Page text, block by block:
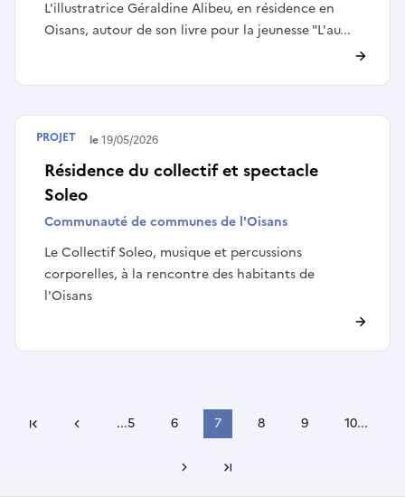
L'illustratrice Géraldine Alibeu, en résidence en
Oisans, autour de son livre pour la jeunesse "L'au...
Résidence du collectif et spectacle
Soleo
Communauté de communes de l'Oisans
Le Collectif Soleo, musique et percussions
corporelles, à la rencontre des habitants de
l'Oisans
Terminé le19/05/2026
PROJET
Première pagePage précédente
...5 6 7 8 9 10...
Page suivante
Dernière page